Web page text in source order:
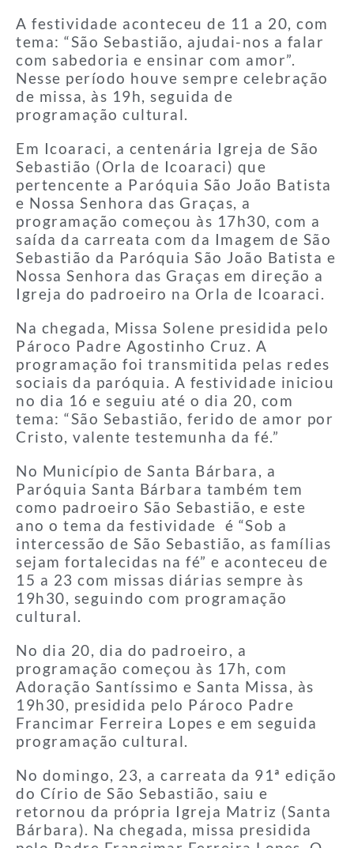
A festividade aconteceu de 11 a 20, com
tema: “São Sebastião, ajudai-nos a falar
com sabedoria e ensinar com amor”.
Nesse período houve sempre celebração
de missa, às 19h, seguida de
programação cultural.
Em Icoaraci, a centenária Igreja de São
Sebastião (Orla de Icoaraci) que
pertencente a Paróquia São João Batista
e Nossa Senhora das Graças, a
programação começou às 17h30, com a
saída da carreata com da Imagem de São
Sebastião da Paróquia São João Batista e
Nossa Senhora das Graças em direção a
Igreja do padroeiro na Orla de Icoaraci.
Na chegada, Missa Solene presidida pelo
Pároco Padre Agostinho Cruz. A
programação foi transmitida pelas redes
sociais da paróquia. A festividade iniciou
no dia 16 e seguiu até o dia 20, com
tema: “São Sebastião, ferido de amor por
Cristo, valente testemunha da fé.”
No Município de Santa Bárbara, a
Paróquia Santa Bárbara também tem
como padroeiro São Sebastião, e este
ano o tema da festividade é “Sob a
intercessão de São Sebastião, as famílias
sejam fortalecidas na fé” e aconteceu de
15 a 23 com missas diárias sempre às
19h30, seguindo com programação
cultural.
No dia 20, dia do padroeiro, a
programação começou às 17h, com
Adoração Santíssimo e Santa Missa, às
19h30, presidida pelo Pároco Padre
Francimar Ferreira Lopes e em seguida
programação cultural.
No domingo, 23, a carreata da 91ª edição
do Círio de São Sebastião, saiu e
retornou da própria Igreja Matriz (Santa
Bárbara). Na chegada, missa presidida